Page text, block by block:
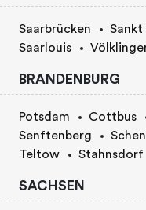
Saarbrücken Sankt
Saarlouis
BRANDENBURG
Potsdam Cottbus
Senftenberg
Teltow
Stahnsdorf
SACHSEN